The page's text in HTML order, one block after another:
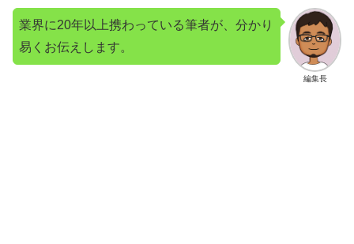
編集長
業界に20年以上携わっている筆者が、分かり
易くお伝えします。